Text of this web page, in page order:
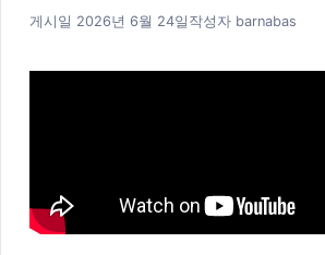
게시일 2026년 6월 24일 작성자 barnabas